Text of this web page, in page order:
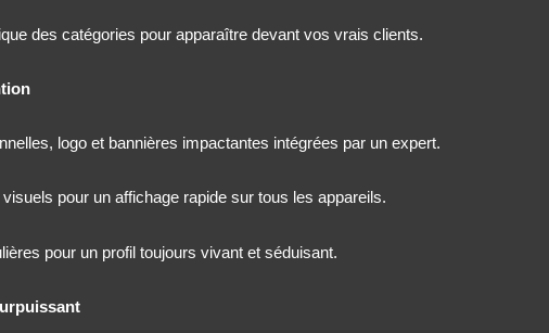
des catégories pour apparaître devant vos vrais clients.
logo et bannières impactantes intégrées par un expert.
pour un affichage rapide sur tous les appareils.
pour un profil toujours vivant et séduisant.